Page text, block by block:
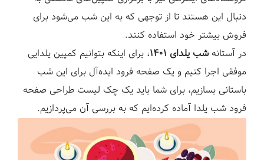
دنبال این هستند تا از توجهی که به این شب می‌شود برای
فروش بیشتر خود استفاده کنند.
در آستانهشب یلدای ۱۴۰۱
، برای اینکه بتوانیم کمپین یلدایی
موفقی اجرا کنیم و یک صفحه فرود ایده‌آل برای این شب
باستانی بسازیم، برای شما باید یک چک لیست طراحی صفحه
فرود شب یلدا آماده کرده‌ایم که به بررسی آن می‌پردازیم.